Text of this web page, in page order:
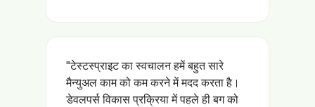
"टेस्टस्प्राइट का स्वचालन हमें बहुत सारे
मैन्युअल काम को कम करने में मदद करता है।
डेवलपर्स विकास प्रक्रिया में पहले ही बग को